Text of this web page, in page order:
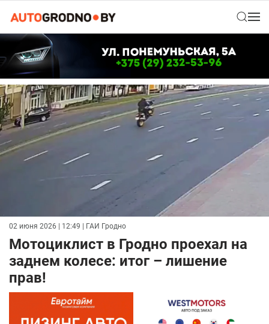
02 июня 2026 | 12:49 | ГАИ Гродно
Мотоциклист в Гродно проехал на
заднем колесе: итог – лишение
прав!